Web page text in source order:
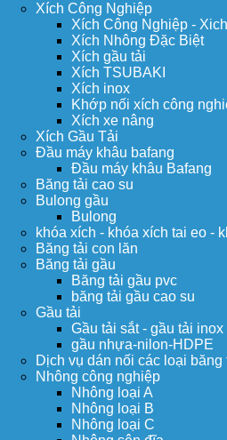
Xích Công Nghiệp
Xích Công Nghiệp -
Xích Nhông Đặc Biệt
Xích gầu tải
Xích TSUBAKI
Xích inox
Khớp nối xích công
Xích xe nâng
Xích Gầu Tải
Đầu máy khâu bafang
Đầu máy khâu Bafang
Băng tải cao su
Bulong gầu
Bulong
khóa xích - khóa xích tai eo -
Băng tải con lăn
Băng tải gầu
Băng tải gầu pvc
băng tải gầu cao su
Gầu tải
Gầu tải sắt - gầu tải inox
gầu nhựa-nilon-HDPE
Dịch vụ dán nối các loại băng
Nhông công nghiệp
Nhông loại A
Nhông loại B
Nhông loại C